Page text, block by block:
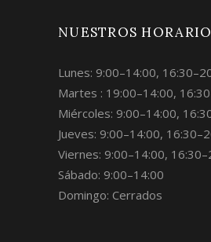
NUESTROS
Lunes: 9:00–14:00,
Martes : 19:00–14:00,
Miércoles: 9:00–14:00,
Jueves: 9:00–14:00,
Viernes: 9:00–14:00,
Sábado: 9:00–14:00
Domingo: Cerrados